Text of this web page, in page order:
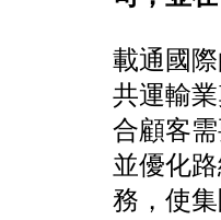
載通國
共運輸
合顧客
並優化
務，使